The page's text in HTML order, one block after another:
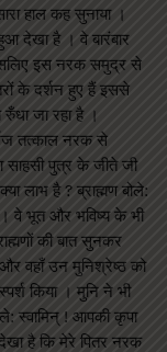
हाल कह सुनाया ।
देखा है । वे बारंबार
इस नरक समुद्र से
के दर्शन हुए हैं इससे
जा रहा है ।
तत्काल नरक से
साहसी पुत्र के जीते जी
लाभ है ? ब्राह्मण बोले:
वे भूत और भविष्य के भी
की बात सुनकर
वहाँ उन मुनिश्रेष्ठ को
किया । मुनि ने भी
स्वामिन् ! आपकी कृपा
है कि मेरे पितर नरक